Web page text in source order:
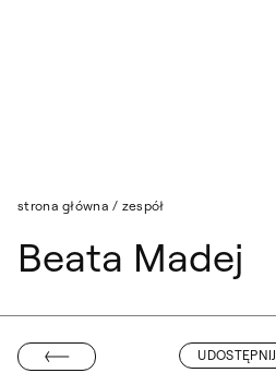
strona główna / zespół
Beata Madej
UDOSTĘPNIJ
WYSOCKA